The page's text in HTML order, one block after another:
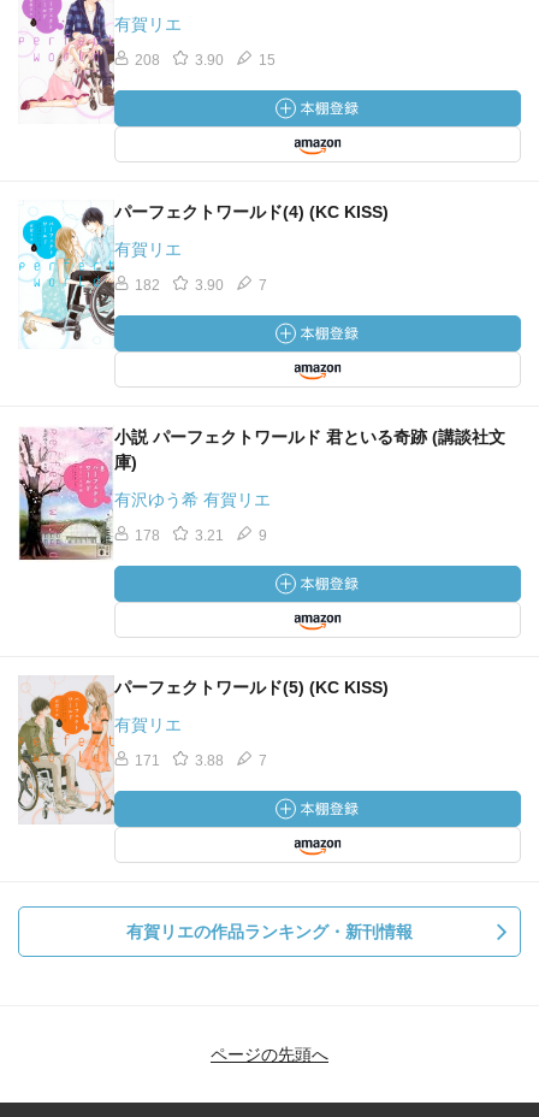
有賀リエ
208 3.90 15
パーフェクトワールド(4) (KC KISS)
有賀リエ
182 3.90 7
小説 パーフェクトワールド 君といる奇跡 (講談社文
庫)
有沢ゆう希 有賀リエ
178 3.21 9
パーフェクトワールド(5) (KC KISS)
有賀リエ
171 3.88 7
有賀リエの作品ランキング・新刊情報
ページの先頭へ